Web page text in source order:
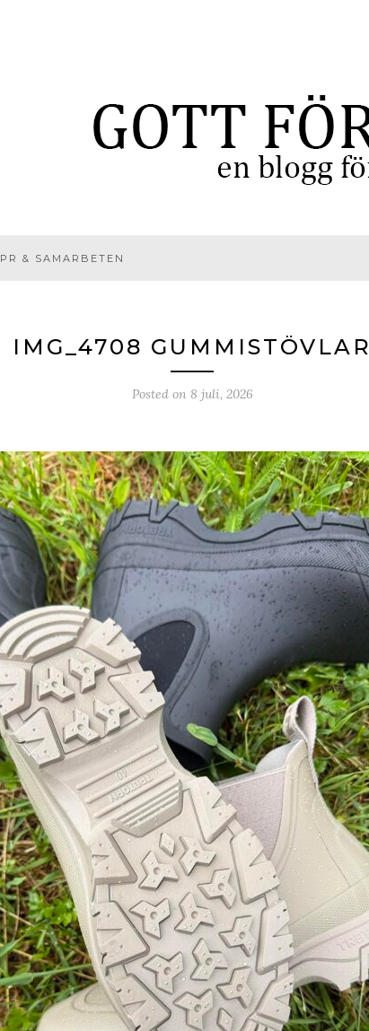
PR & SAMARBETEN
IMG_4708 GUMMISTÖVLAR
Posted on 8 juli, 2026